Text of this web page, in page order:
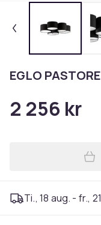
EGLO
2 256 kr
Ti., 18 aug. - fr.,